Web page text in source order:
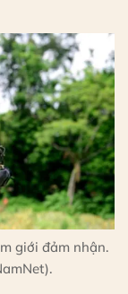
giới đảm nhận.